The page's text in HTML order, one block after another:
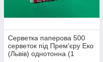
Серветка паперова 500
серветок під Прем'єру Еко
(Львів) однотонна (1